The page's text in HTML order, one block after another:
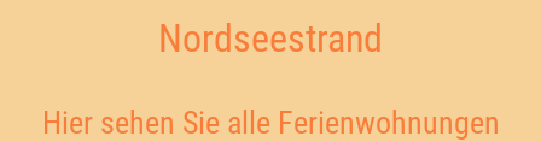
Nordseestrand
Hier sehen Sie alle Ferienwohnungen